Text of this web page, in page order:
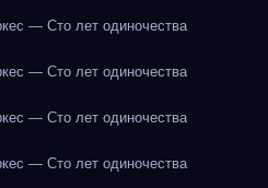
— Сто лет одиночества
— Сто лет одиночества
— Сто лет одиночества
— Сто лет одиночества